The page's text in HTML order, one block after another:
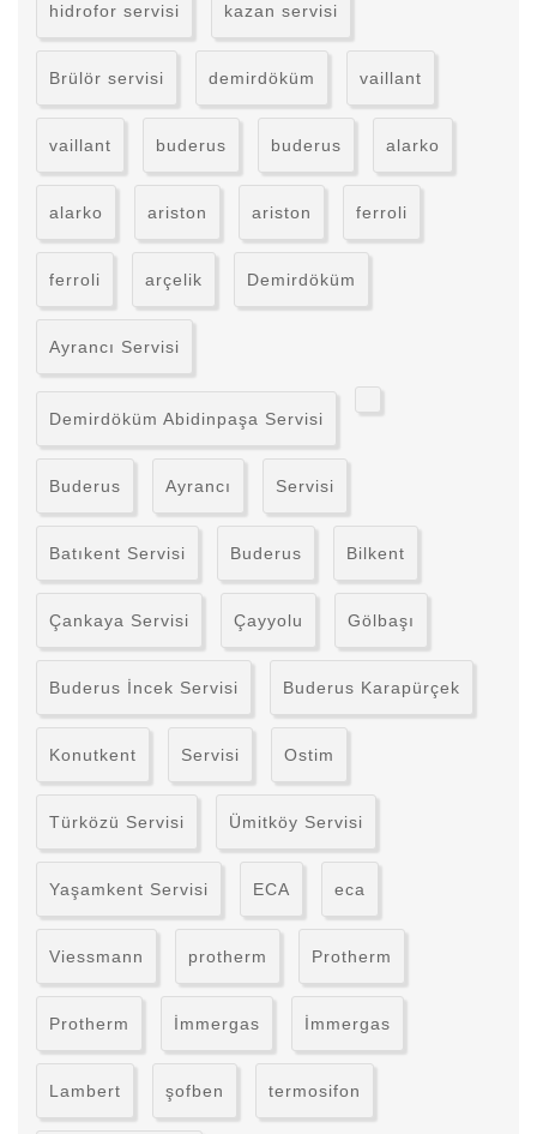
hidrofor servisi kazan servisi
Brülör servisi demirdöküm vaillant
vaillant buderus buderus alarko
alarko ariston ariston ferroli
ferroli arçelik Demirdöküm
Ayrancı Servisi
Demirdöküm Abidinpaşa Servisi
Buderus Ayrancı Servisi
Batıkent Servisi Buderus Bilkent
Çankaya Servisi Çayyolu Gölbaşı
Buderus İncek Servisi Buderus Karapürçek
Konutkent Servisi Ostim
Türközü Servisi Ümitköy Servisi
Yaşamkent Servisi ECA eca
Viessmann protherm Protherm
Protherm İmmergas İmmergas
Lambert şofben termosifon